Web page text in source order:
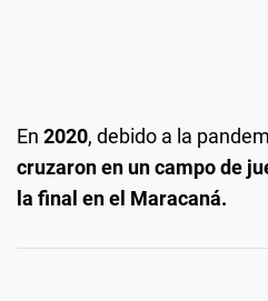
En 2020, debido a la
cruzaron en un campo de
la final en el Maracaná.